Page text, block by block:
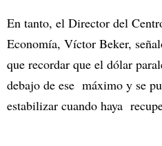
En tanto, el Director del
Economía, Víctor Beker,
que recordar que el dólar
debajo de ese máximo y se
estabilizar cuando haya